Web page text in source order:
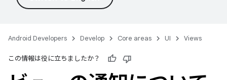
Android Developers Develop Core areas UI Views
この情報は役に立ちましたか？